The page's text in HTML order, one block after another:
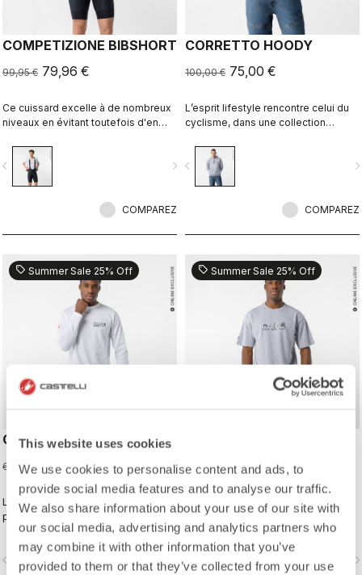
This website uses cookies
We use cookies to personalise content and ads, to
provide social media features and to analyse our traffic.
We also share information about your use of our site with
our social media, advertising and analytics partners who
may combine it with other information that you’ve
provided to them or that they’ve collected from your use
COMPETIZIONE BIBSHORT
99,95 € 79,96 €
Ce cuissard excelle à de nombreux
niveaux en évitant toutefois d'en
qualité, sa coupe parfaite, ses
coutures plates, sa peau de
chamois KISS Air2 et ses bandes de
partage certaines caractéristiques
Aero Race 4 pour les pros.
navigate_next
COMPAREZ
CORRETTO HOODY
100,00 € 75,00 €
L’esprit lifestyle rencontre celui du
cyclisme, dans une collection
navigate_before
COMPAREZ
sell Summer Sale 25% Off
CORRETTO LS TEE
60,00 € 45,00 €
Le type de T-shirt que vous
porterez tous les jours, pour
continuer de représenter Castelli
même lorsque vous mettez le pied
à terre.
navigate_next
sell Summer Sale 25% Off
50,00 € 37,50 €
Le type de T-shirt que vous
porterez tous les jours, pour
continuer de représenter Castelli
même lorsque vous mettez le pied
à terre.
navigate_before